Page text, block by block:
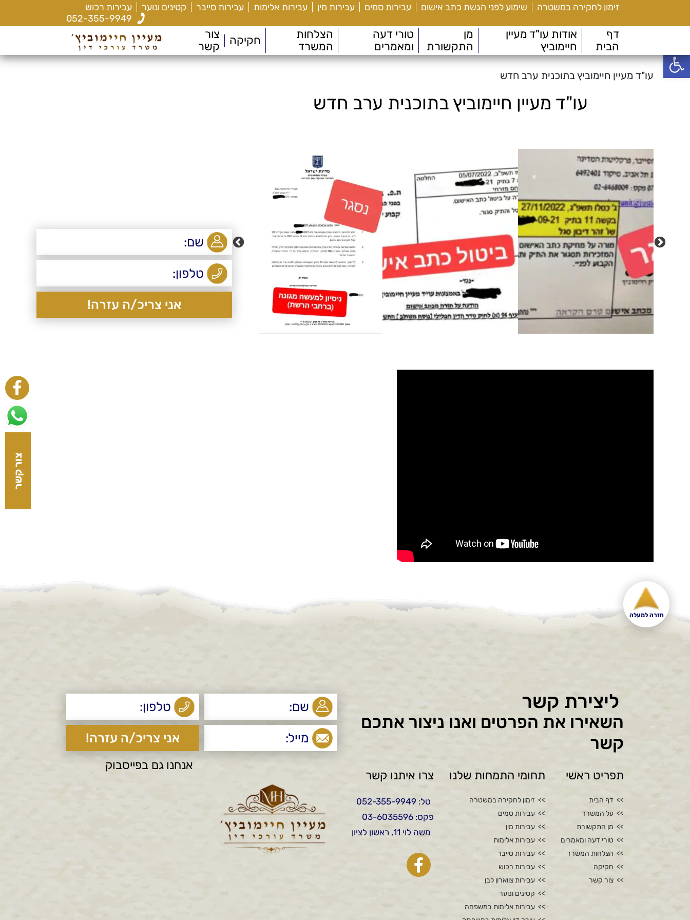
פתח סרגל נגישות
זימון לחקירה במשטרה שימוע לפני הגשת כתב אישום עבירות סמים עבירות מין עבירות אלימות עבירות סייבר קטינים ונוער
עבירות רכוש
052-355-9949
דף
הבית
אודות עו"ד מעיין
חיימוביץ
מן
התקשורת
טורי דעה
ומאמרים
הצלחות
המשרד
חקיקה
צור
קשר
צור קשר
עו"ד מעיין חיימוביץ בתוכנית ערב חדש
עו"ד מעיין חיימוביץ בתוכנית ערב חדש
חזרה למעלה
ליצירת קשר
השאירו את הפרטים ואנו ניצור אתכם
קשר
תפריט ראשי
דף הבית
על המשרד
מן התקשורת
טורי דעה ומאמרים
הצלחות המשרד
חקיקה
צור קשר
תחומי התמחות שלנו
זימון לחקירה במשטרה
עבירות סמים
עבירות מין
עבירות אלימות
עבירות סייבר
עבירות רכוש
עבירות צווארון לבן
קטינים ונוער
עבירות אלימות במשפחה
צרו איתנו קשר
טל: 052-355-9949
פקס: 03-6035596
משה לוי 11, ראשון לציון
אנחנו גם בפייסבוק